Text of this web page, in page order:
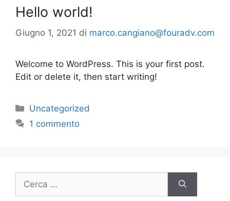
Hello world!
Giugno 1, 2021 di marco.cangiano@fouradv.com
Welcome to WordPress. This is your first post.
Edit or delete it, then start writing!
Categorie
Uncategorized
1 commento
per: